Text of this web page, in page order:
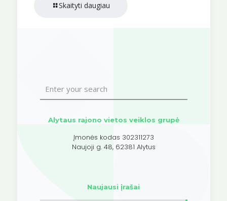
Skaityti daugiau
Alytaus rajono vietos veiklos grupė
Įmonės kodas 302311273
Naujoji g. 48, 62381 Alytus
Naujausi įrašai